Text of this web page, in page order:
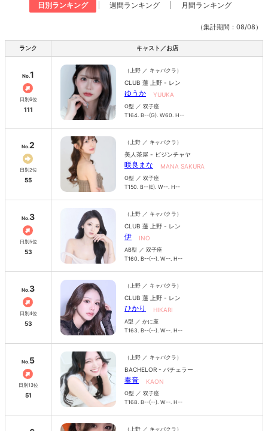
日別ランキング 週間ランキング 月間ランキング
（集計期間：08/08）
ランク キャスト／お店
No.1
日別6位
111
（上野 ／ キャバクラ）
CLUB 蓮 上野 - レン
ゆうか YUUKA
O型 ／ 双子座
T164. B--(G). W60. H--
No.2
日別2位
55
（上野 ／ キャバクラ）
美人茶屋 - ビジンチャヤ
咲良まな MANA SAKURA
O型 ／ 双子座
T150. B--(E). W--. H--
No.3
日別5位
53
（上野 ／ キャバクラ）
CLUB 蓮 上野 - レン
伊 INO
AB型 ／ 双子座
T160. B--(--). W--. H--
No.3
日別4位
53
（上野 ／ キャバクラ）
CLUB 蓮 上野 - レン
ひかり HIKARI
A型 ／ かに座
T163. B--(--). W--. H--
No.5
日別13位
51
（上野 ／ キャバクラ）
BACHELOR - バチェラー
奏音 KAON
O型 ／ 双子座
T168. B--(--). W--. H--
（上野 ／ キャバクラ）